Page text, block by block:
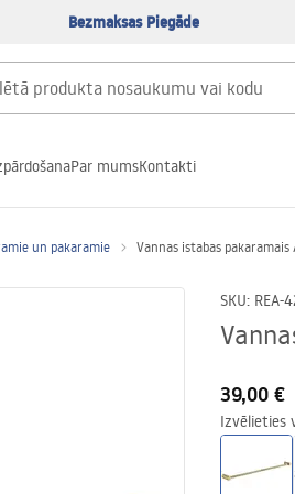
Bezmaksas Piegāde
Par mumsKontakti
un pakaramie Vannas istabas pakaramais
SKU: REA-
39,00 €
Izvēlieties